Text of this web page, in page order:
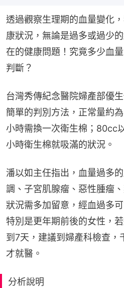
透過觀察生理期的血量變化
康狀況，無論是過多或過少
在的健康問題！究竟多少血
判斷？
台灣秀傳紀念醫院婦產部優
簡單的判別方法，正常量約
小時需換一次衛生棉；80cc
小時衛生棉就吸滿的狀況。
潘以如主任指出，血量過多
調、子宮肌腺瘤、惡性腫瘤
狀況需多加留意，經血過多
特別是更年期前後的女性，
到7天，建議到婦產科檢查，
才就醫。
分析說明